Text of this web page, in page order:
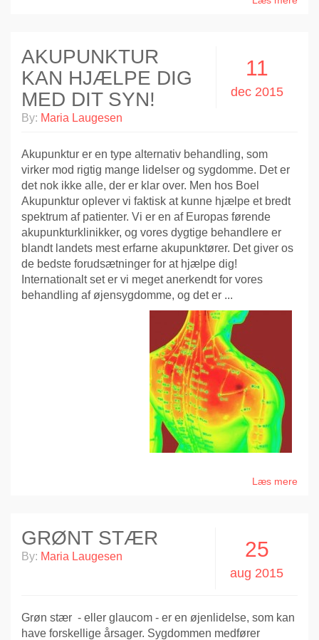
11
dec 2015
AKUPUNKTUR
KAN HJÆLPE DIG
MED DIT SYN!
By: Maria Laugesen
Akupunktur er en type alternativ behandling, som
virker mod rigtig mange lidelser og sygdomme. Det er
det nok ikke alle, der er klar over. Men hos Boel
Akupunktur oplever vi faktisk at kunne hjælpe et bredt
spektrum af patienter. Vi er en af Europas førende
akupunkturklinikker, og vores dygtige behandlere er
blandt landets mest erfarne akupunktører. Det giver os
de bedste forudsætninger for at hjælpe dig!
Internationalt set er vi meget anerkendt for vores
behandling af øjensygdomme, og det er ...
Læs mere
25
aug 2015
GRØNT STÆR
By: Maria Laugesen
Grøn stær - eller glaucom - er en øjenlidelse, som kan
have forskellige årsager. Sygdommen medfører